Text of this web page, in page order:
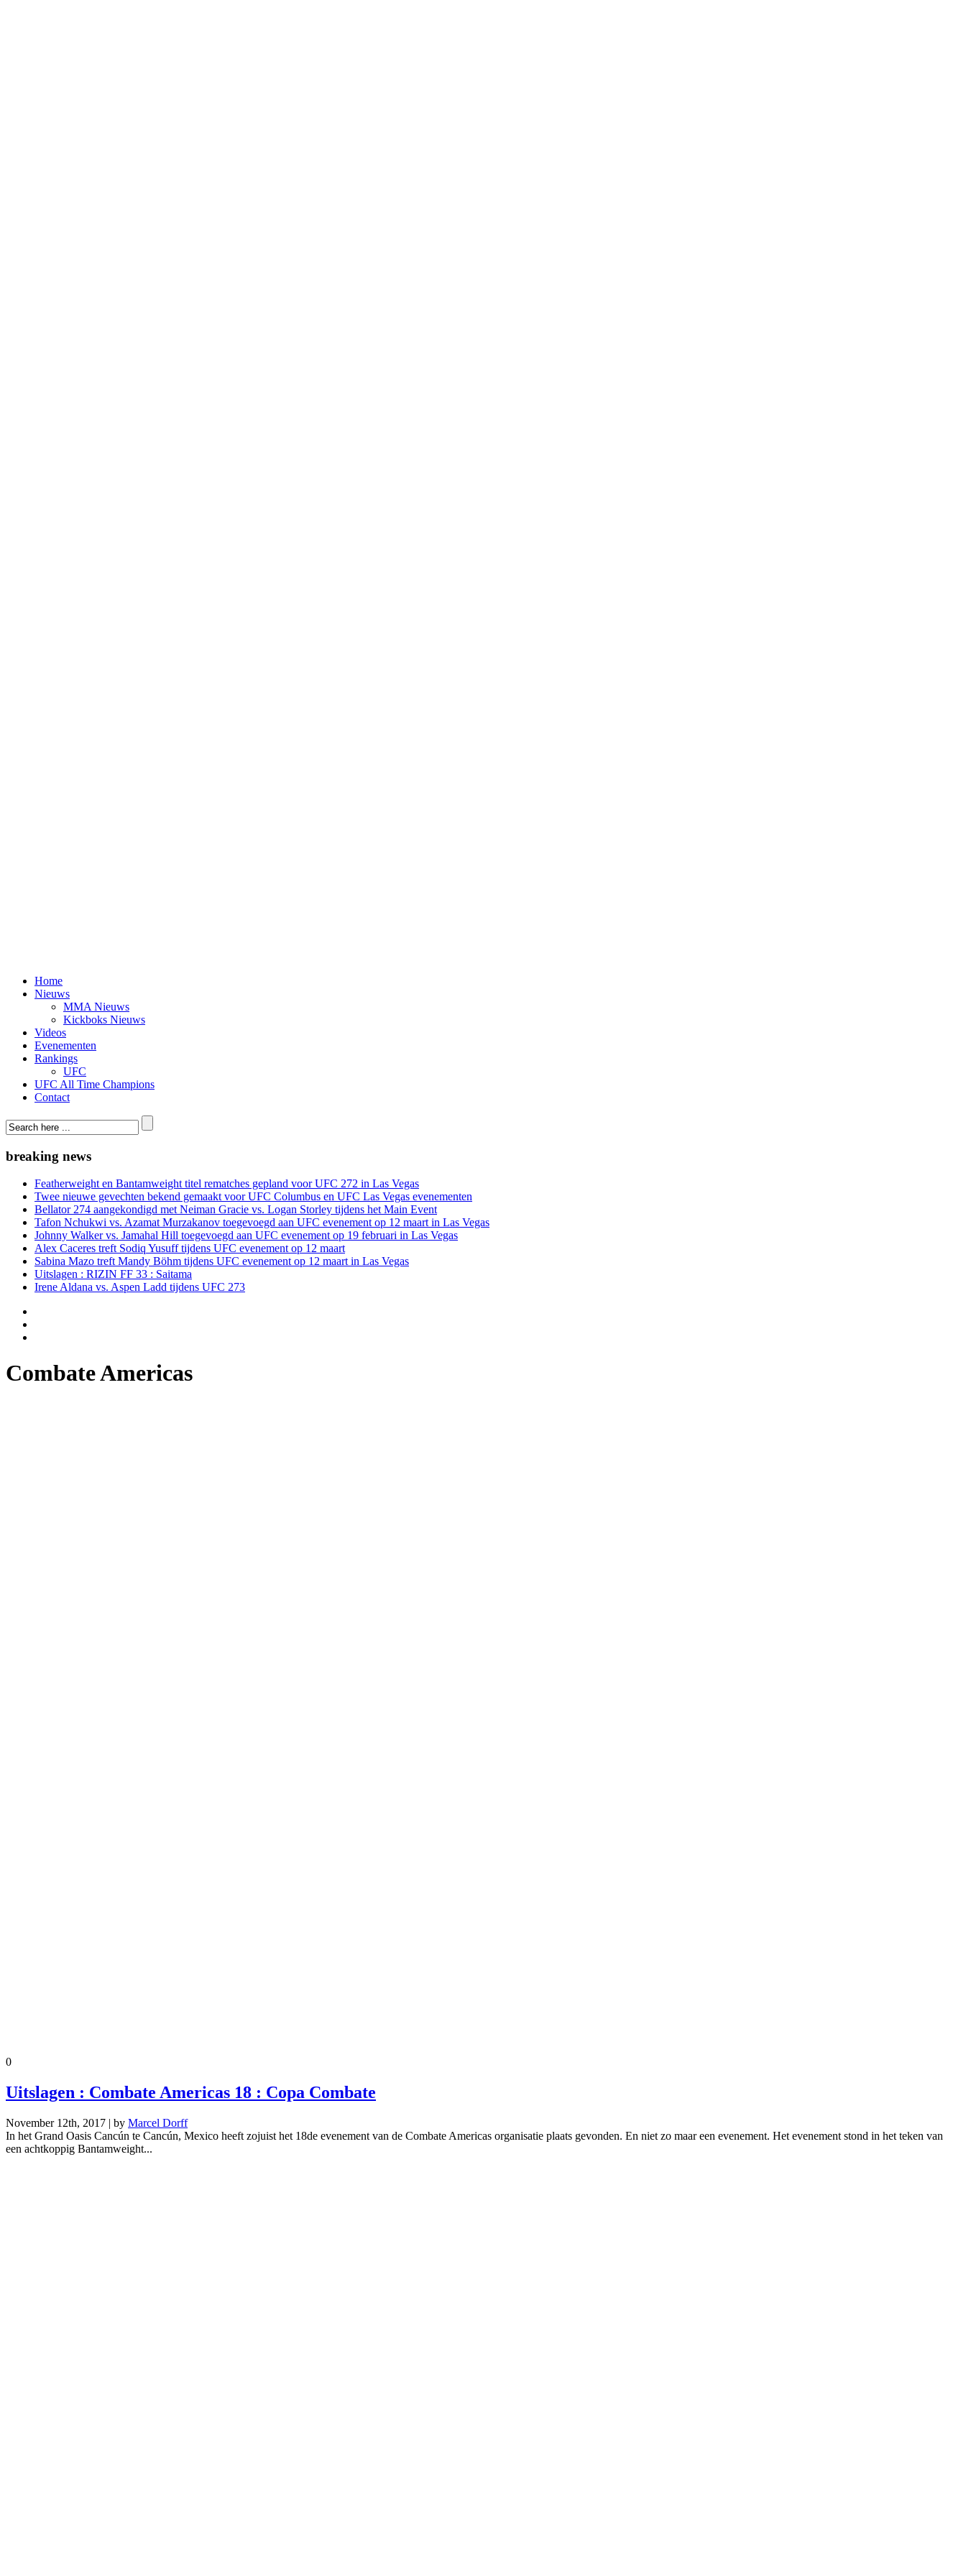
Home
Nieuws
MMA Nieuws
Kickboks Nieuws
Videos
Evenementen
Rankings
UFC
UFC All Time Champions
Contact
breaking news
Featherweight en Bantamweight titel rematches gepland voor UFC 272 in Las Vegas
Twee nieuwe gevechten bekend gemaakt voor UFC Columbus en UFC Las Vegas evenementen
Bellator 274 aangekondigd met Neiman Gracie vs. Logan Storley tijdens het Main Event
Tafon Nchukwi vs. Azamat Murzakanov toegevoegd aan UFC evenement op 12 maart in Las Vegas
Johnny Walker vs. Jamahal Hill toegevoegd aan UFC evenement op 19 februari in Las Vegas
Alex Caceres treft Sodiq Yusuff tijdens UFC evenement op 12 maart
Sabina Mazo treft Mandy Böhm tijdens UFC evenement op 12 maart in Las Vegas
Uitslagen : RIZIN FF 33 : Saitama
Irene Aldana vs. Aspen Ladd tijdens UFC 273
Combate Americas
0
Uitslagen : Combate Americas 18 : Copa Combate
November 12th, 2017 | by Marcel Dorff
In het Grand Oasis Cancún te Cancún, Mexico heeft zojuist het 18de evenement van de Combate Americas organisatie plaats gevonden. En niet zo maar een evenement. Het evenement stond in het teken van
een achtkoppig Bantamweight...